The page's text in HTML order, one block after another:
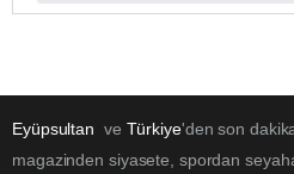
Eyüpsultan ve Türkiye'den son
magazinden siyasete, spordan